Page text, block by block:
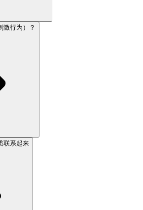
激行为）？
联系起来